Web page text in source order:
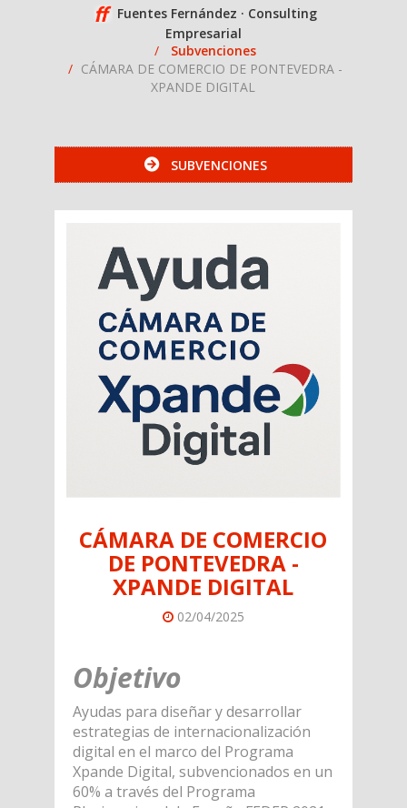
Fuentes Fernández · Consulting
Empresarial
Subvenciones
CÁMARA DE COMERCIO DE PONTEVEDRA -
XPANDE DIGITAL
SUBVENCIONES
CÁMARA DE COMERCIO
DE PONTEVEDRA -
XPANDE DIGITAL
02/04/2025
Objetivo
Ayudas para diseñar y desarrollar
estrategias de internacionalización
digital en el marco del Programa
Xpande Digital, subvencionados en un
60% a través del Programa